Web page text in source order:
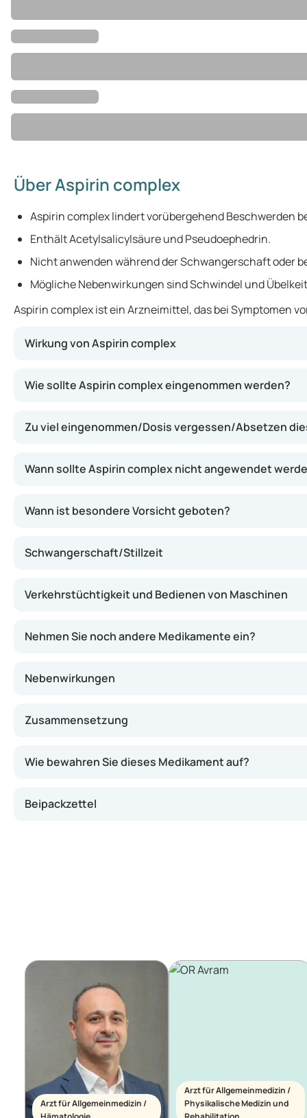
Über Aspirin complex
Aspirin complex lindert vorübergehend Beschwerden
Enthält Acetylsalicylsäure und Pseudoephedrin.
Nicht anwenden während der Schwangerschaft oder
Mögliche Nebenwirkungen sind Schwindel und
Aspirin complex ist ein Arzneimittel, das bei Symptomen
Wirkung von Aspirin complex
Wie sollte Aspirin complex eingenommen werden?
Zu viel eingenommen/Dosis vergessen/Absetzen
Wann sollte Aspirin complex nicht angewendet
Wann ist besondere Vorsicht geboten?
Schwangerschaft/Stillzeit
Verkehrstüchtigkeit und Bedienen von Maschinen
Nehmen Sie noch andere Medikamente ein?
Nebenwirkungen
Zusammensetzung
Wie bewahren Sie dieses Medikament auf?
Beipackzettel
Arzt für Allgemeinmedizin /
Arzt für Allgemeinmedizin /
Physikalische Medizin und